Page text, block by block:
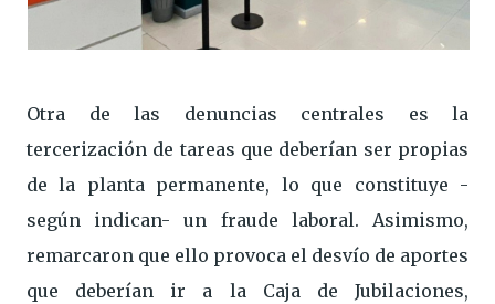
Otra de las denuncias centrales es la
tercerización de tareas que deberían ser propias
de la planta permanente, lo que constituye -
según indican- un fraude laboral. Asimismo,
remarcaron que ello provoca el desvío de aportes
que deberían ir a la Caja de Jubilaciones,